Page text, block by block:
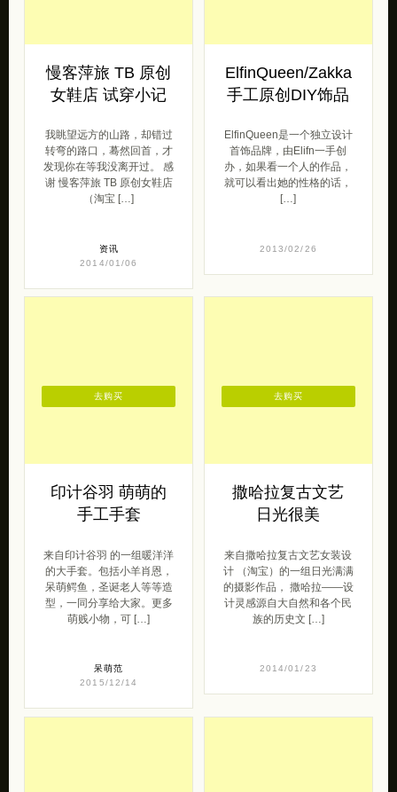
慢客萍旅 TB 原创
女鞋店 试穿小记
我眺望远方的山路，却错过
转弯的路口，蓦然回首，才
发现你在等我没离开过。 感
谢 慢客萍旅 TB 原创女鞋店
（淘宝 […]
资讯
2014/01/06
ElfinQueen/Zakka
手工原创DIY饰品
ElfinQueen是一个独立设计
首饰品牌，由Elifn一手创
办，如果看一个人的作品，
就可以看出她的性格的话，
[…]
2013/02/26
印计谷羽 萌萌的
手工手套
来自印计谷羽 的一组暖洋洋
的大手套。包括小羊肖恩，
呆萌鳄鱼，圣诞老人等等造
型，一同分享给大家。更多
萌贱小物，可 […]
呆萌范
2015/12/14
去购买
撒哈拉复古文艺
日光很美
来自撒哈拉复古文艺女装设
计 （淘宝）的一组日光满满
的摄影作品， 撒哈拉——设
计灵感源自大自然和各个民
族的历史文 […]
2014/01/23
去购买